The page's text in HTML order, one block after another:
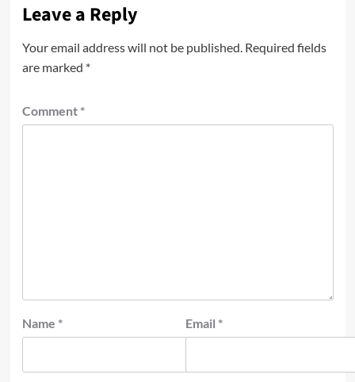
Leave a Reply
Your email address will not be published. Required fields
are marked *
Comment *
Name * Email *